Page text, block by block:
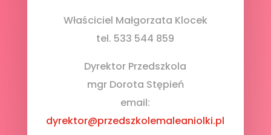
Właściciel Małgorzata Klocek
tel. 533 544 859
Dyrektor Przedszkola
mgr Dorota Stępień
email:
dyrektor@przedszkolemaleaniolki.pl